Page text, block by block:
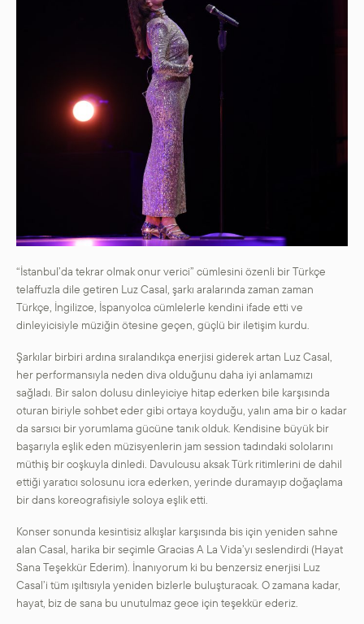
“İstanbul’da tekrar olmak onur verici” cümlesini özenli bir Türkçe
telaffuzla dile getiren Luz Casal, şarkı aralarında zaman zaman
Türkçe, İngilizce, İspanyolca cümlelerle kendini ifade etti ve
dinleyicisiyle müziğin ötesine geçen, güçlü bir iletişim kurdu.
Şarkılar birbiri ardına sıralandıkça enerjisi giderek artan Luz Casal,
her performansıyla neden diva olduğunu daha iyi anlamamızı
sağladı. Bir salon dolusu dinleyiciye hitap ederken bile karşısında
oturan biriyle sohbet eder gibi ortaya koyduğu, yalın ama bir o kadar
da sarsıcı bir yorumlama gücüne tanık olduk. Kendisine büyük bir
başarıyla eşlik eden müzisyenlerin jam session tadındaki sololarını
müthiş bir coşkuyla dinledi. Davulcusu aksak Türk ritimlerini de dahil
ettiği yaratıcı solosunu icra ederken, yerinde duramayıp doğaçlama
bir dans koreografisiyle soloya eşlik etti.
Konser sonunda kesintisiz alkışlar karşısında bis için yeniden sahne
alan Casal, harika bir seçimle Gracias A La Vida’yı seslendirdi (Hayat
Sana Teşekkür Ederim). İnanıyorum ki bu benzersiz enerjisi Luz
Casal’i tüm ışıltısıyla yeniden bizlerle buluşturacak. O zamana kadar,
hayat, biz de sana bu unutulmaz gece için teşekkür ederiz.